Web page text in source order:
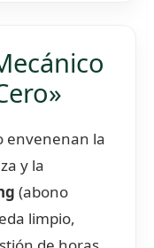
envenenan la
y la
(abono
limpio,